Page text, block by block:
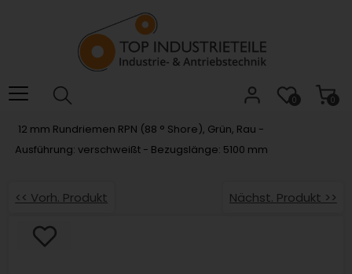
das
Barrierefreiheitsmenü
0
0
12 mm Rundriemen RPN (88 ° Shore), Grün, Rau -
Ausführung: verschweißt - Bezugslänge: 5100 mm
<< Vorh. Produkt Nächst. Produkt >>